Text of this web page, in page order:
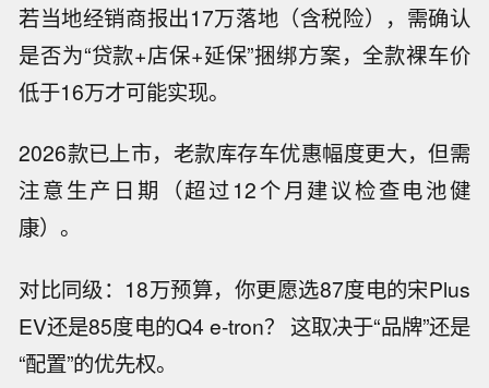
若当地经销商报出17万落地（含税险），需确认
是否为“贷款+店保+延保”捆绑方案，全款裸车价
低于16万才可能实现。
2026款已上市，老款库存车优惠幅度更大，但需
注意生产日期（超过12个月建议检查电池健
康）。
对比同级：18万预算，你更愿选87度电的宋Plus
EV还是85度电的Q4 e-tron？ 这取决于“品牌”还是
“配置”的优先权。